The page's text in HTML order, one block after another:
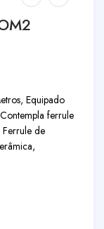
Equipado
ferrule
de